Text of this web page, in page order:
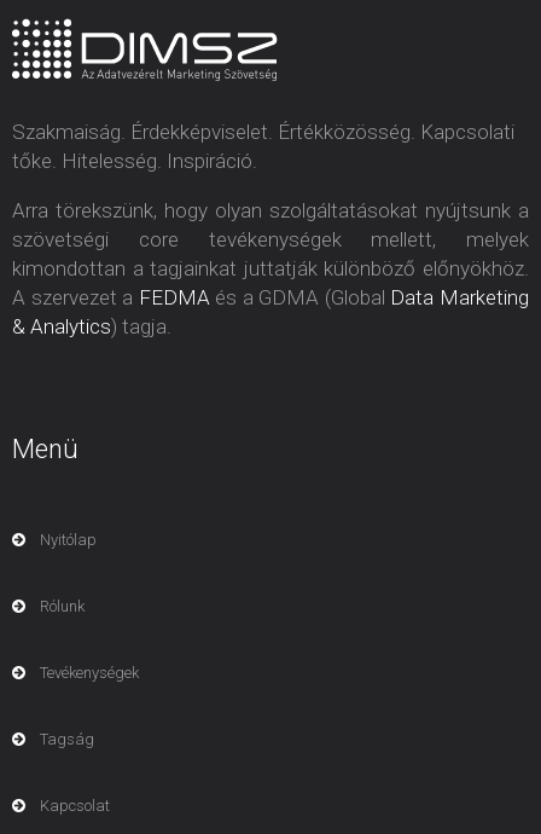
Szakmaiság. Érdekképviselet. Értékközösség. Kapcsolati
tőke. Hitelesség. Inspiráció.
Arra törekszünk, hogy olyan szolgáltatásokat nyújtsunk a
szövetségi core tevékenységek mellett, melyek
kimondottan a tagjainkat juttatják különböző előnyökhöz.
A szervezet a FEDMAés a GDMA (Global Data Marketing
& Analytics) tagja.
Menü
Nyitólap
Rólunk
Tevékenységek
Tagság
Kapcsolat